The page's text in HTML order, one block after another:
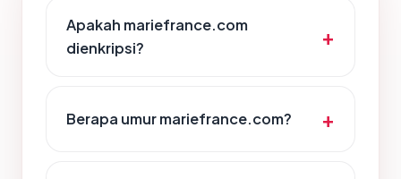
Apakah mariefrance.com
dienkripsi?
Berapa umur mariefrance.com?